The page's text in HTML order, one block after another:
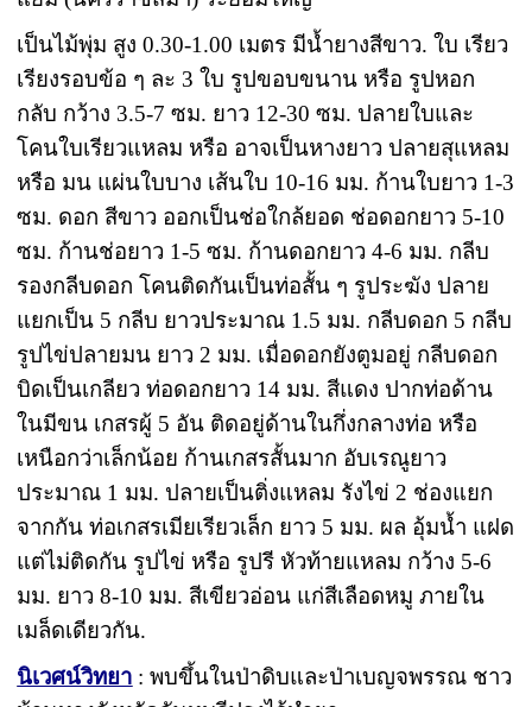
เป็นไม้พุ่ม สูง 0.30-1.00 เมตร มีน้ำยางสีขาว. ใบ เรียว
เรียงรอบข้อ ๆ ละ 3 ใบ รูปขอบขนาน หรือ รูปหอก
กลับ กว้าง 3.5-7 ซม. ยาว 12-30 ซม. ปลายใบและ
โคนใบเรียวแหลม หรือ อาจเป็นหางยาว ปลายสุแหลม
หรือ มน แผ่นใบบาง เส้นใบ 10-16 มม. ก้านใบยาว 1-3
ซม. ดอก สีขาว ออกเป็นช่อใกล้ยอด ช่อดอกยาว 5-10
ซม. ก้านช่อยาว 1-5 ซม. ก้านดอกยาว 4-6 มม. กลีบ
รองกลีบดอก โคนติดกันเป็นท่อสั้น ๆ รูประฆัง ปลาย
แยกเป็น 5 กลีบ ยาวประมาณ 1.5 มม. กลีบดอก 5 กลีบ
รูปไข่ปลายมน ยาว 2 มม. เมื่อดอกยังตูมอยู่ กลีบดอก
บิดเป็นเกลียว ท่อดอกยาว 14 มม. สีแดง ปากท่อด้าน
ในมีขน เกสรผู้ 5 อัน ติดอยู่ด้านในกึ่งกลางท่อ หรือ
เหนือกว่าเล็กน้อย ก้านเกสรสั้นมาก อับเรณูยาว
ประมาณ 1 มม. ปลายเป็นติ่งแหลม รังไข่ 2 ช่องแยก
จากกัน ท่อเกสรเมียเรียวเล็ก ยาว 5 มม. ผล อุ้มน้ำ แฝด
แต่ไม่ติดกัน รูปไข่ หรือ รูปรี หัวท้ายแหลม กว้าง 5-6
มม. ยาว 8-10 มม. สีเขียวอ่อน แก่สีเลือดหมู ภายใน
เมล็ดเดียวกัน.
นิเวศน์วิทยา : พบขึ้นในป่าดิบและป่าเบญจพรรณ ชาว